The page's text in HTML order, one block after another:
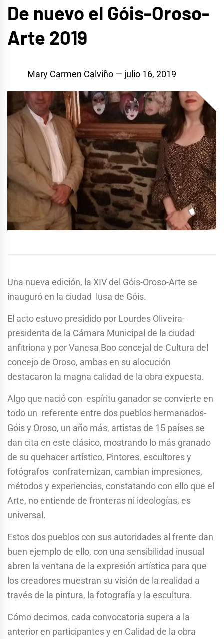
De nuevo el Góis-Oroso-
Arte 2019
Mary Carmen Calviño julio 16, 2019
Una nueva edición, la XIV del Góis-Oroso-Arte se
inauguró en la ciudad lusa de Góis.
El acto estuvo presidido por Lourdes Oliveira-
presidenta de la Cámara Municipal de la ciudad
anfitriona y por Vanesa Boo concejal de Cultura del
concejo de Oroso, ambas en su alocución
destacaron la magna calidad de la obra expuesta.
Algo que nació con espíritu ganador se convierte en
todo un referente entre dos pueblos hermanados-
Góis y Oroso, un año más, artistas de 15 países se
dan cita en este clásico, mostrando lo más granado
de su quehacer artístico, Pintores, escultores y
fotógrafos confraternizan, cambian impresiones,
métodos y experiencias, constatando con ello que el
Arte, no entiende de fronteras ni ideologías, es
universal.
Estos dos pueblos con sus autoridades al frente dan
buen ejemplo de ello, con una sensibilidad inusual
abren la ventana de la expresión artística para que
los creadores muestran su visión de la realidad a
través de la pintura, la fotografía y la escultura.
Cómo decimos, cada convocatoria supera a la
anterior en participantes y en Calidad de la obra